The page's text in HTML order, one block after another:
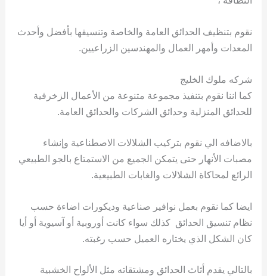
نقوم بتنظيف الحدائق العامة والخاصة وتنسيقها بأفضل وأحدث
المعدات وأمهر العمال والمهندسين الزراعيين.
شركه ملوك الخليج
كما اننا نقوم بتنفيذ مجموعة متنوعة من الأعمال الزخرفية
للحدائق المنزلية وحدائق الشركات والحدائق العامة.
بالاضافه الي نقوم بتركيب الشلالات الاصطناعية وإنشاء
مصبات الأنهار حتى يتمكن الجميع من الاستمتاع بالجو الطبيعي
الرائع لمحاكاة الشلالات والغابات الطبيعية.
ايضا كما نقوم بعمل نوافير صناعية وديكورات اضاءة حسب
نظام تنسيق الحدائق كذلك سواء كانت أوروبية أو آسيوية أو أيا
كان الشكل الذي يختاره العميل حسب رغبته.
بالتالي يقدم أثاث الحدائق ومشتقاته مثل الألواح الخشبية